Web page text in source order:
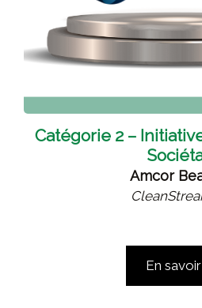
Catégorie 2 –
Amcor
En savoir